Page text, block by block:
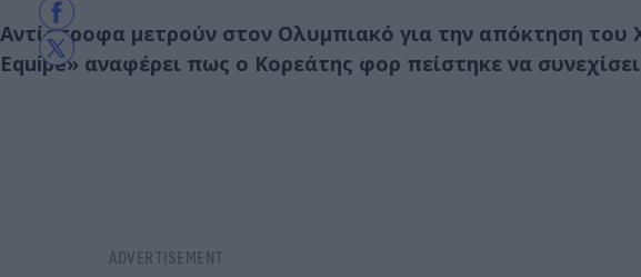
Αντίστροφα μετρούν στον Ολυμπιακό για την απόκτηση του
Equipe» αναφέρει πως ο Κορεάτης φορ πείστηκε να